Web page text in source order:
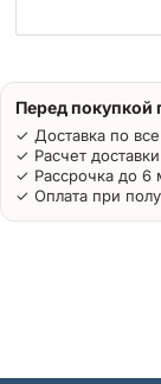
Перед покупкой
✓ Доставка по
✓ Расчет
✓ Рассрочка до 6
✓ Оплата при